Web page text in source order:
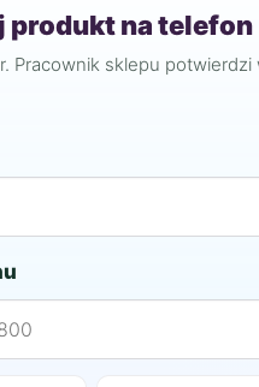
produkt na telefon
Pracownik sklepu